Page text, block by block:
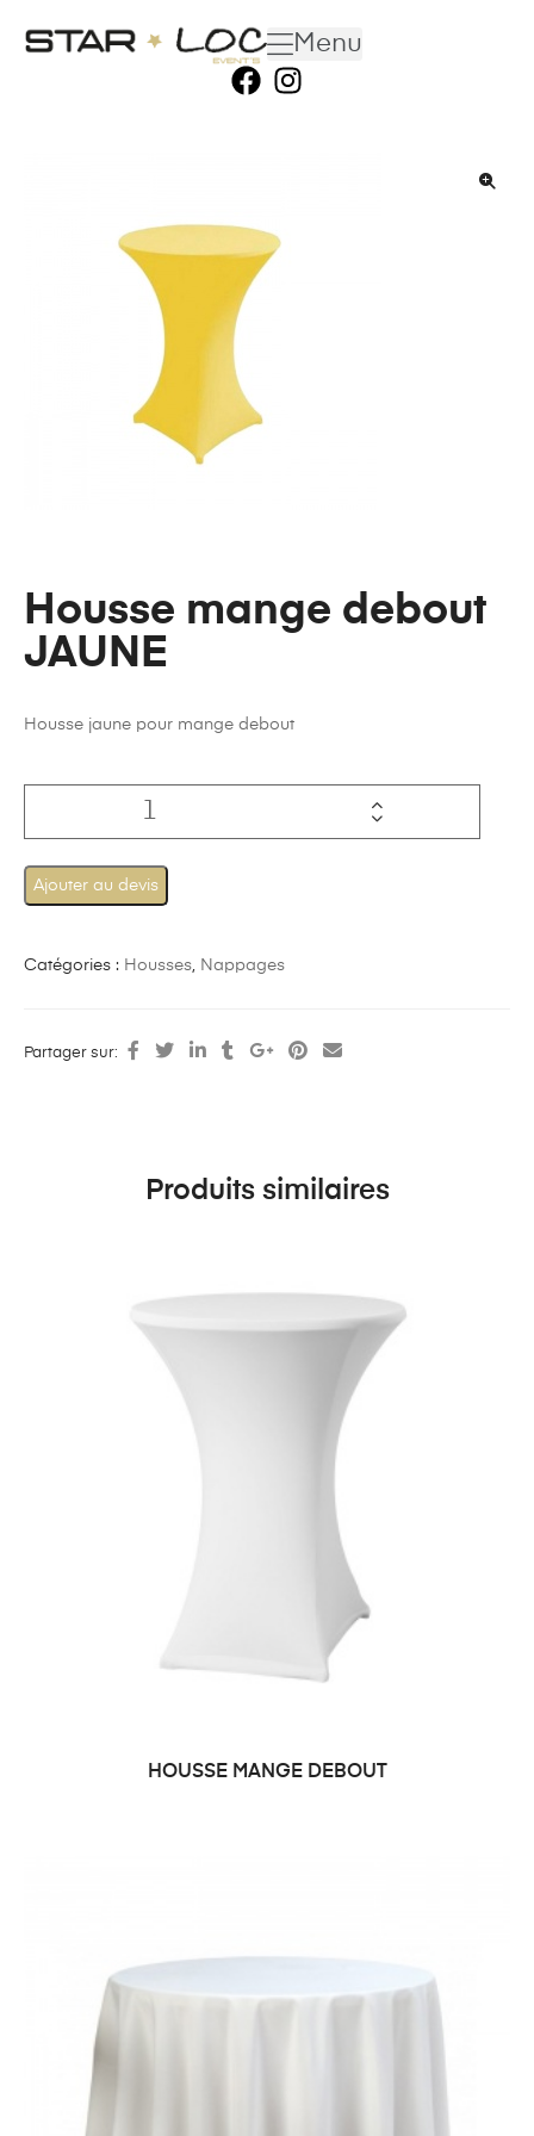
Menu
Housse mange debout
JAUNE
Housse jaune pour mange debout
Ajouter au devis
Catégories : Housses, Nappages
Partager sur:
Produits similaires
HOUSSE MANGE DEBOUT